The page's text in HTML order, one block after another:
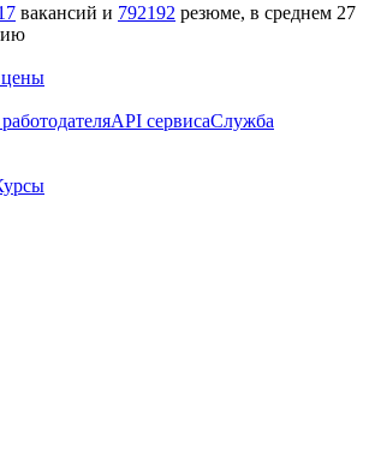
вакансий и 792192 резюме, в среднем 27
цены
API сервисаСлужба